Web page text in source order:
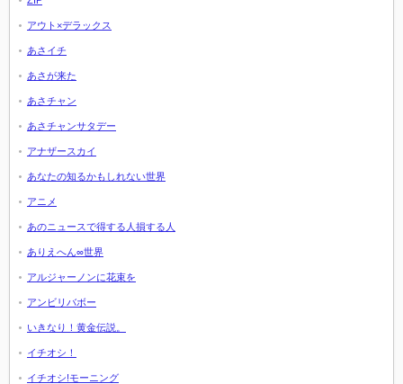
アウト×デラックス
あさイチ
あさが来た
あさチャン
あさチャンサタデー
アナザースカイ
あなたの知るかもしれない世界
アニメ
あのニュースで得する人損する人
ありえへん∞世界
アルジャーノンに花束を
アンビリバボー
いきなり！黄金伝説。
イチオシ！
イチオシ!モーニング